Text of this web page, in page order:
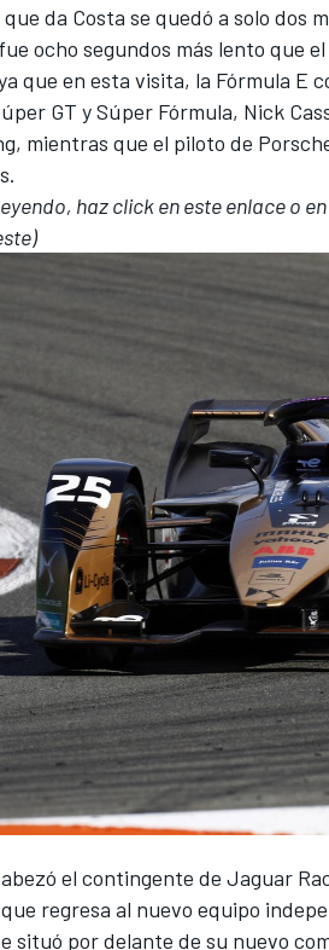
da Costa se quedó a solo dos
ocho segundos más lento que
que en esta visita, la Fórmula E
GT y Súper Fórmula, Nick
mientras que el piloto de
haz click en este enlace o
el contingente de Jaguar
regresa al nuevo equipo
situó por delante de su nuevo